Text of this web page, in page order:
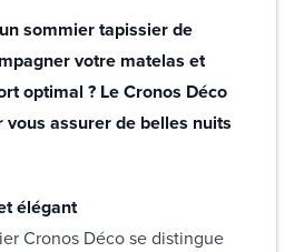
sommier tapissier de
votre matelas et
optimal ? Le Cronos Déco
assurer de belles nuits
élégant
Cronos Déco se distingue